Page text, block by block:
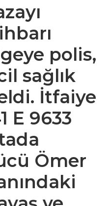
polis,
sağlık
İtfaiye
E 9633
Ömer